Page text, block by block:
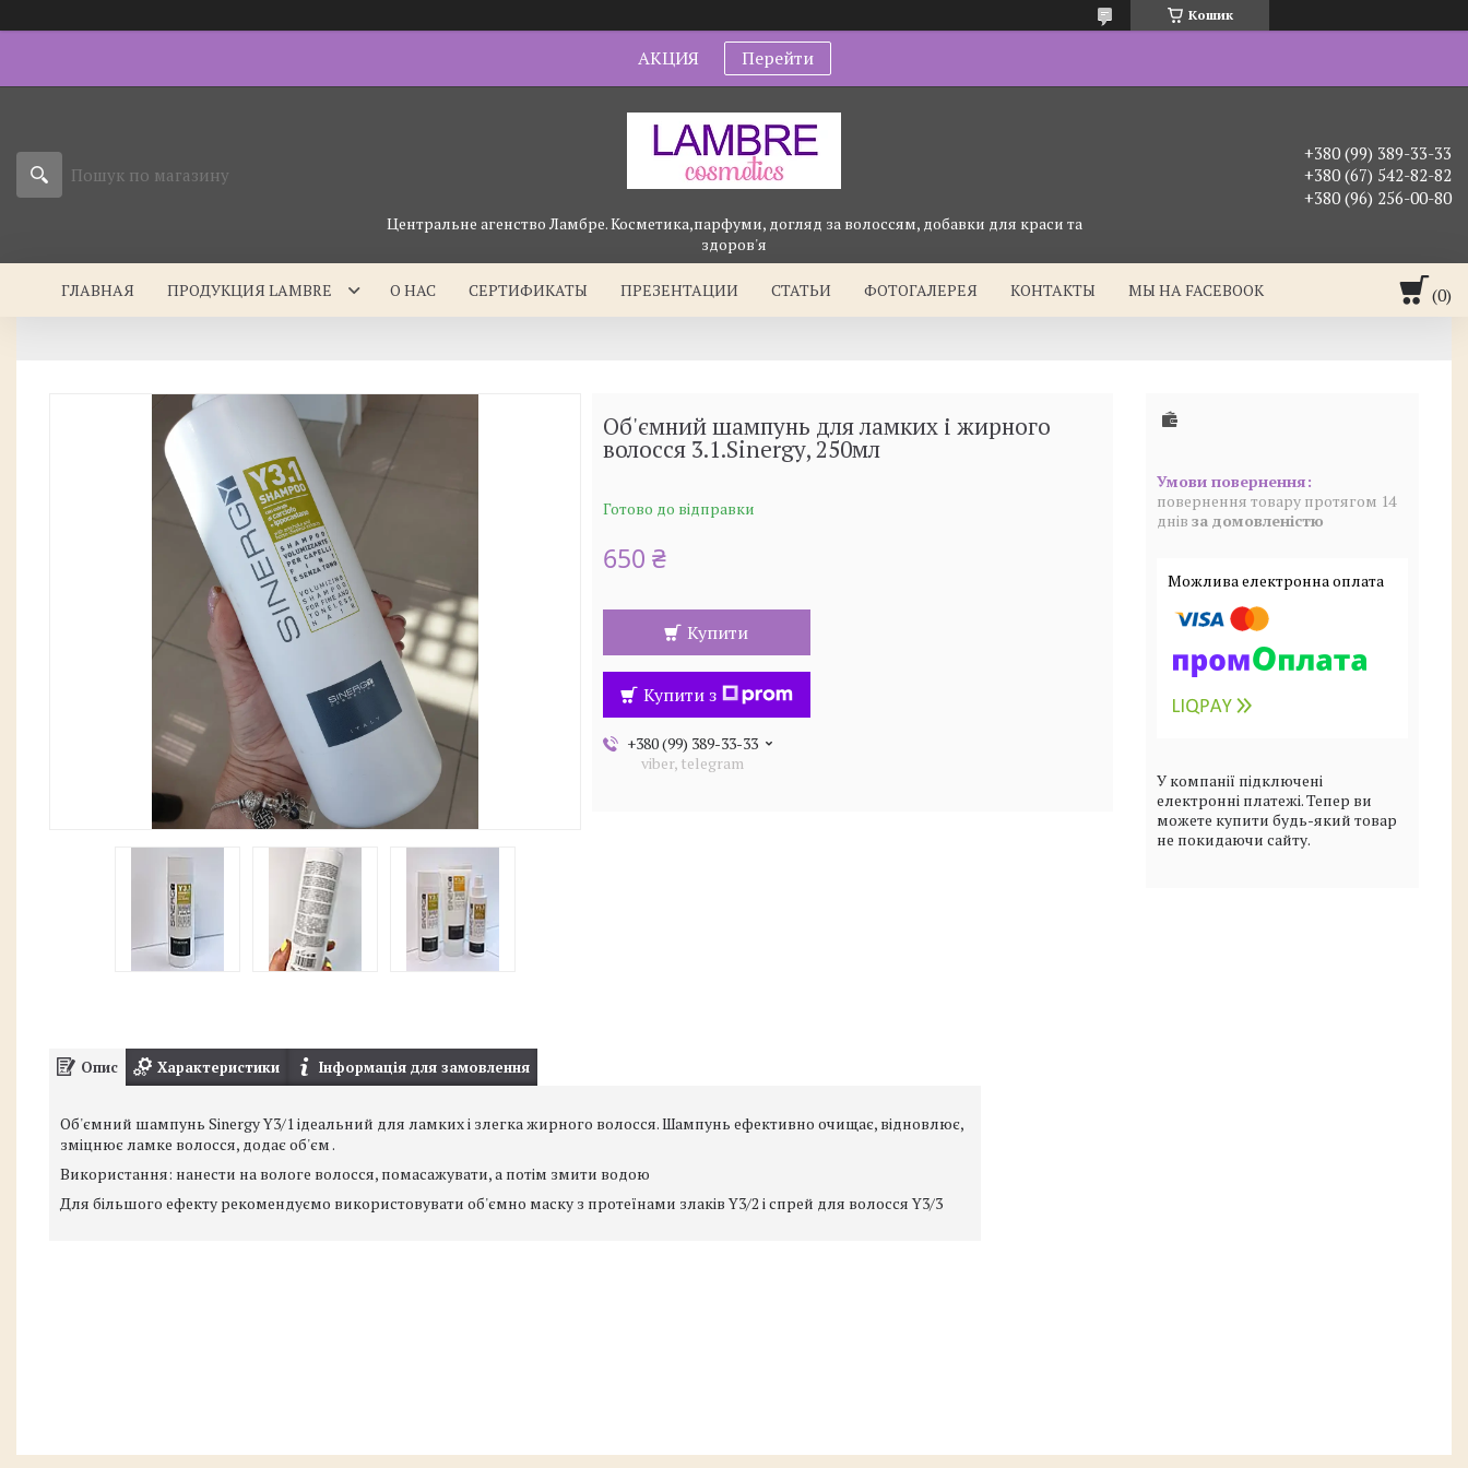
Кошик
АКЦИЯ Перейти
Центральне агенство Ламбре. Косметика,парфуми, догляд за волоссям, добавки для краси та
здоров'я
+380 (99) 389-33-33
+380 (67) 542-82-82
+380 (96) 256-00-80
ГЛАВНАЯ ПРОДУКЦИЯ LAMBRE О НАС СЕРТИФИКАТЫ ПРЕЗЕНТАЦИИ СТАТЬИ ФОТОГАЛЕРЕЯ КОНТАКТЫ МЫ НА FACEBOOK
Об'ємний шампунь для ламких і жирного
волосся 3.1.Sinergy, 250мл
Готово до відправки
650 ₴
Купити
Купити з
+380 (99) 389-33-33
viber, telegram
повернення товару протягом 14
днів за домовленістю
У компанії підключені
електронні платежі. Тепер ви
можете купити будь-який товар
не покидаючи сайту.
Опис Характеристики Інформація для замовлення
Об'ємний шампунь Sinergy Y3/1 ідеальний для ламких і злегка жирного волосся. Шампунь ефективно очищає, відновлює,
зміцнює ламке волосся, додає об'єм .
Використання: нанести на вологе волосся, помасажувати, а потім змити водою
Для більшого ефекту рекомендуємо використовувати об'ємно маску з протеїнами злаків Y3/2 і спрей для волосся Y3/3